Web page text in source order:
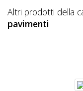
Altri prodotti della
pavimenti